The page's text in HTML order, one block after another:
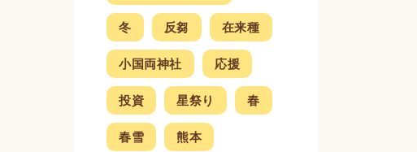
冬 反芻 在来種
小国両神社 応援
投資 星祭り 春
春雪 熊本